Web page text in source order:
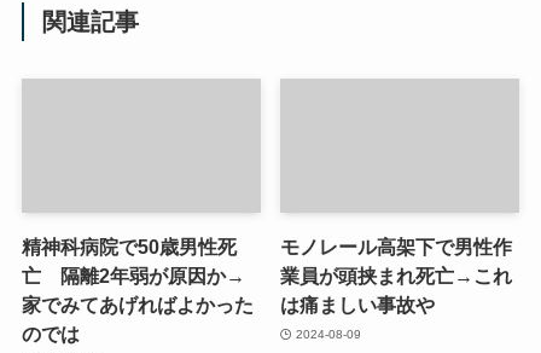
関連記事
精神科病院で50歳男性死
亡 隔離2年弱が原因か→
家でみてあげればよかった
のでは
モノレール高架下で男性作
業員が頭挟まれ死亡→これ
は痛ましい事故や
2024-08-09